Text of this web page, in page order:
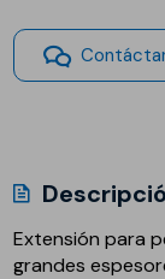
Extensión para
grandes